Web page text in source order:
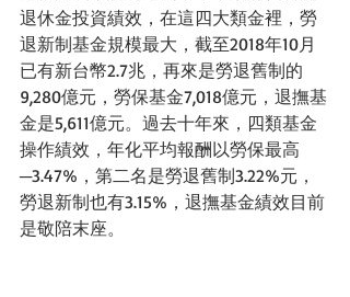
退休金投資績效，在這四大類金裡，勞
退新制基金規模最大，截至2018年10月
已有新台幣2.7兆，再來是勞退舊制的
9,280億元，勞保基金7,018億元，退撫基
金是5,611億元。過去十年來，四類基金
操作績效，年化平均報酬以勞保最高
─3.47%，第二名是勞退舊制3.22%元，
勞退新制也有3.15%，退撫基金績效目前
是敬陪末座。